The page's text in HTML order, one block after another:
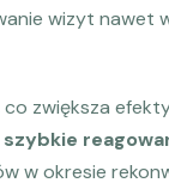
wizyt nawet
co zwiększa
szybkie
w okresie